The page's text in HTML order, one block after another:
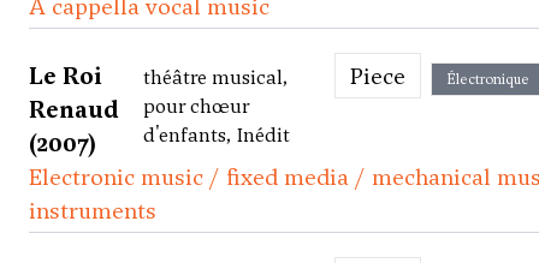
Le Roi
Renaud
(2007)
théâtre musical,
pour chœur
d'enfants, Inédit
Piece Électronique
Electronic music / fixed media / mechanical
instruments